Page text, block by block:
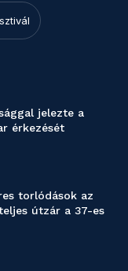
jelezte a
érkezését
torlódások az
útzár a 37-es